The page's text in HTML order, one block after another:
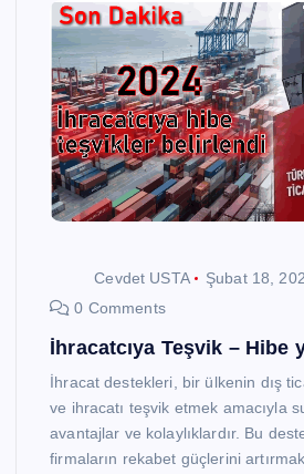
Cevdet USTA
Şubat 18,
0 Comments
İhracatcıya Teşvik – Hibe
İhracat destekleri, bir ülkenin dış
ve ihracatı teşvik etmek amacıyla
avantajlar ve kolaylıklardır. Bu
firmaların rekabet güçlerini